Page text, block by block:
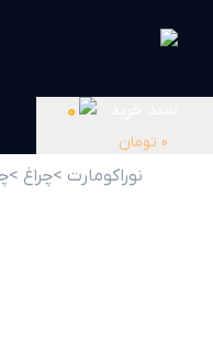
0 تومان
0
نوراکومارت >چراغ >